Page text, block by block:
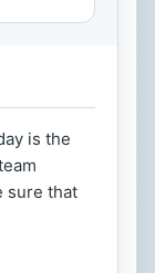
is the
sure that